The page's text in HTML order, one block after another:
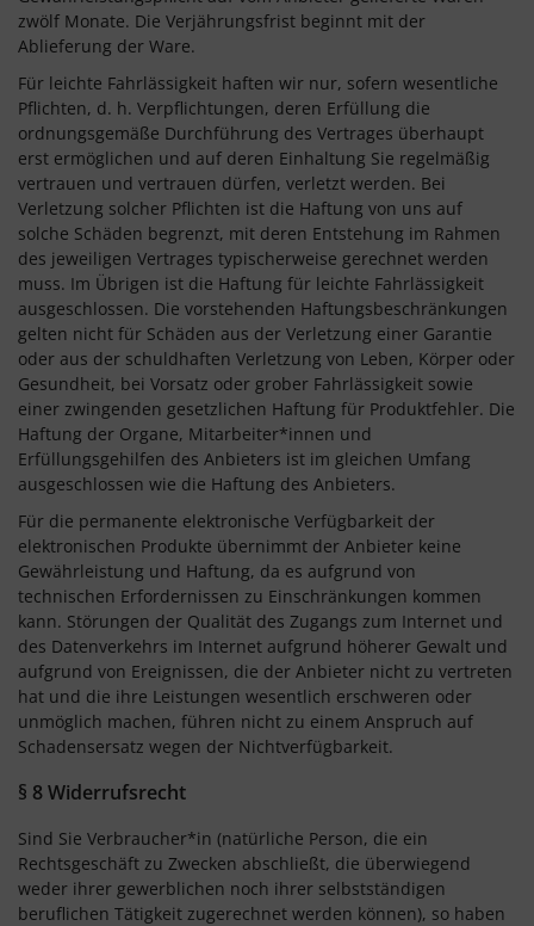
zwölf Monate. Die Verjährungsfrist beginnt mit der
Ablieferung der Ware.
Für leichte Fahrlässigkeit haften wir nur, sofern wesentliche
Pflichten, d. h. Verpflichtungen, deren Erfüllung die
ordnungsgemäße Durchführung des Vertrages überhaupt
erst ermöglichen und auf deren Einhaltung Sie regelmäßig
vertrauen und vertrauen dürfen, verletzt werden. Bei
Verletzung solcher Pflichten ist die Haftung von uns auf
solche Schäden begrenzt, mit deren Entstehung im Rahmen
des jeweiligen Vertrages typischerweise gerechnet werden
muss. Im Übrigen ist die Haftung für leichte Fahrlässigkeit
ausgeschlossen. Die vorstehenden Haftungsbeschränkungen
gelten nicht für Schäden aus der Verletzung einer Garantie
oder aus der schuldhaften Verletzung von Leben, Körper oder
Gesundheit, bei Vorsatz oder grober Fahrlässigkeit sowie
einer zwingenden gesetzlichen Haftung für Produktfehler. Die
Haftung der Organe, Mitarbeiter*innen und
Erfüllungsgehilfen des Anbieters ist im gleichen Umfang
ausgeschlossen wie die Haftung des Anbieters.
Für die permanente elektronische Verfügbarkeit der
elektronischen Produkte übernimmt der Anbieter keine
Gewährleistung und Haftung, da es aufgrund von
technischen Erfordernissen zu Einschränkungen kommen
kann. Störungen der Qualität des Zugangs zum Internet und
des Datenverkehrs im Internet aufgrund höherer Gewalt und
aufgrund von Ereignissen, die der Anbieter nicht zu vertreten
hat und die ihre Leistungen wesentlich erschweren oder
unmöglich machen, führen nicht zu einem Anspruch auf
Schadensersatz wegen der Nichtverfügbarkeit.
§ 8 Widerrufsrecht
Sind Sie Verbraucher*in (natürliche Person, die ein
Rechtsgeschäft zu Zwecken abschließt, die überwiegend
weder ihrer gewerblichen noch ihrer selbstständigen
beruflichen Tätigkeit zugerechnet werden können), so haben